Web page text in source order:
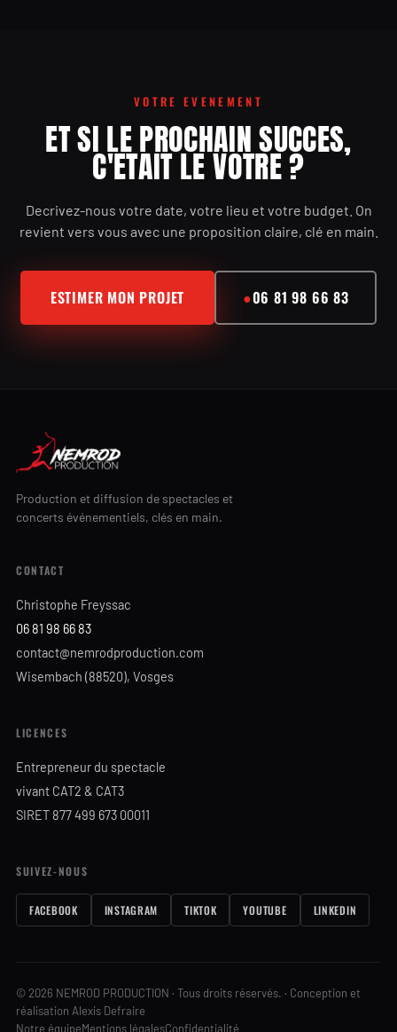
VOTRE EVENEMENT
ET SI LE PROCHAIN SUCCES,
C'ETAIT LE VOTRE ?
Decrivez-nous votre date, votre lieu et votre budget. On
revient vers vous avec une proposition claire, clé en main.
ESTIMER MON PROJET ●06 81 98 66 83
Production et diffusion de spectacles et
concerts événementiels, clés en main.
CONTACT
Christophe Freyssac
06 81 98 66 83
contact@nemrodproduction.com
Wisembach (88520), Vosges
LICENCES
Entrepreneur du spectacle
vivant CAT2 & CAT3
SIRET 877 499 673 00011
SUIVEZ-NOUS
FACEBOOK INSTAGRAM TIKTOK YOUTUBE LINKEDIN
© 2026 NEMROD PRODUCTION · Tous droits réservés. · Conception et
réalisation Alexis Defraire
Notre équipeMentions légalesConfidentialité